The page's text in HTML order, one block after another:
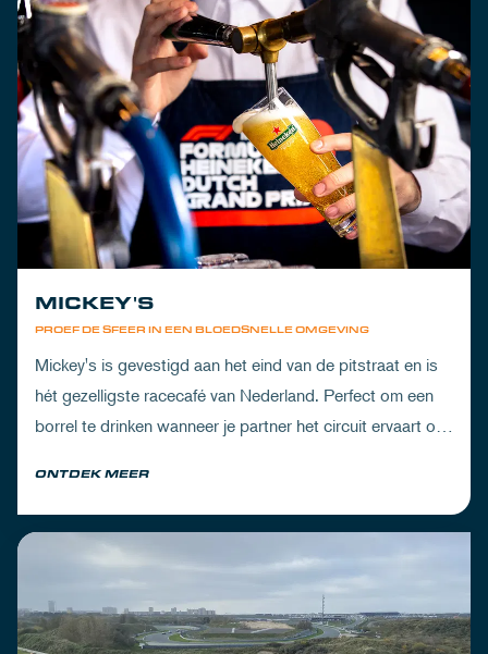
PROEF DE SFEER IN EEN BLOEDSNELLE OMGEVING
MICKEY'S
Mickey's is gevestigd aan het eind van de pitstraat en is
hét gezelligste racecafé van Nederland. Perfect om een
borrel te drinken wanneer je partner het circuit ervaart of
ONTDEK MEER